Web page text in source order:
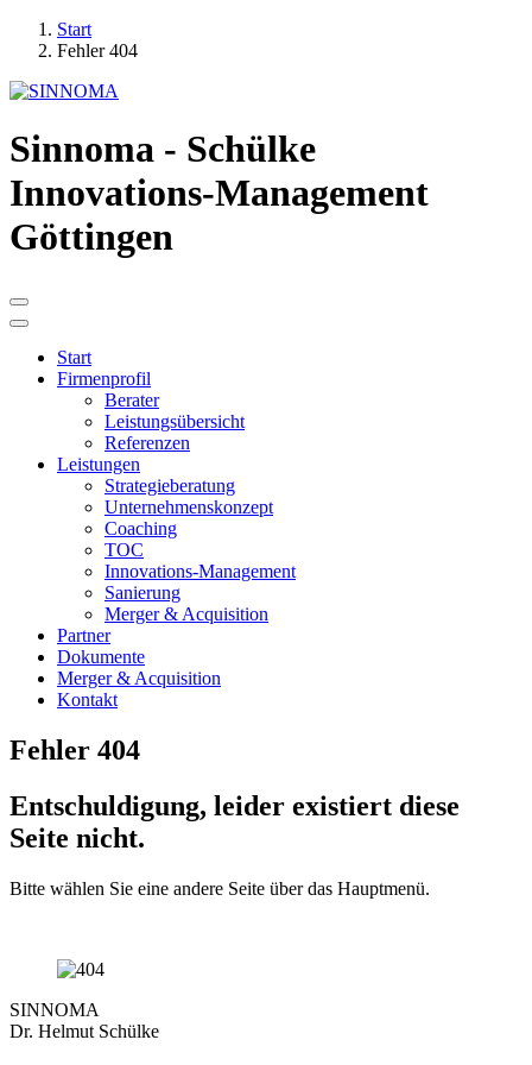
Start
Fehler 404
Sinnoma - Schülke
Innovations-Management
Göttingen
Start
Firmenprofil
Berater
Leistungsübersicht
Referenzen
Leistungen
Strategieberatung
Unternehmenskonzept
Coaching
TOC
Innovations-Management
Sanierung
Merger & Acquisition
Partner
Dokumente
Merger & Acquisition
Kontakt
Fehler 404
Entschuldigung, leider existiert diese
Seite nicht.
Bitte wählen Sie eine andere Seite über das Hauptmenü.
SINNOMA
Dr. Helmut Schülke